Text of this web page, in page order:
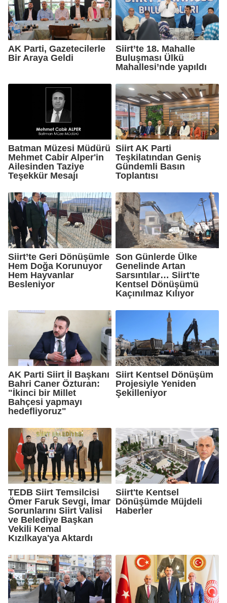
AK Parti, Gazetecilerle
Bir Araya Geldi
Siirt’te 18. Mahalle
Buluşması Ülkü
Mahallesi’nde yapıldı
Batman Müzesi Müdürü
Mehmet Cabir Alper'in
Ailesinden Taziye
Teşekkür Mesajı
Siirt AK Parti
Teşkilatından Geniş
Gündemli Basın
Toplantısı
Siirt’te Geri Dönüşümle
Hem Doğa Korunuyor
Hem Hayvanlar
Besleniyor
Son Günlerde Ülke
Genelinde Artan
Sarsıntılar… Siirt'te
Kentsel Dönüşümü
Kaçınılmaz Kılıyor
AK Parti Siirt İl Başkanı
Bahri Caner Özturan:
"İkinci bir Millet
Bahçesi yapmayı
hedefliyoruz"
Siirt Kentsel Dönüşüm
Projesiyle Yeniden
Şekilleniyor
TEDB Siirt Temsilcisi
Ömer Faruk Sevgi, İmar
Sorunlarını Siirt Valisi
ve Belediye Başkan
Vekili Kemal
Kızılkaya'ya Aktardı
Siirt'te Kentsel
Dönüşümde Müjdeli
Haberler